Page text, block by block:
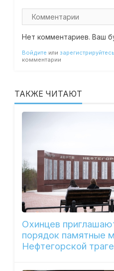
Нет комментариев. Ваш
Войдите или зарегистрируйтесь
комментарии
ТАКЖЕ ЧИТАЮТ
Охинцев
порядок памятные
Нефтегорской